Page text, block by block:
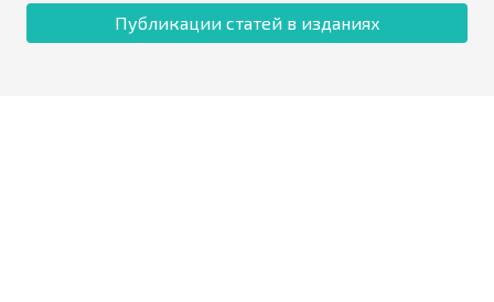
Публикации статей в изданиях